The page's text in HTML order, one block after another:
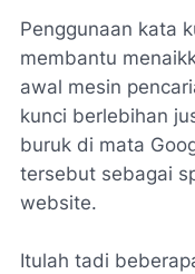
Penggunaan kata
membantu
awal mesin
kunci berlebihan
buruk di mata
tersebut sebagai
website.
Itulah tadi